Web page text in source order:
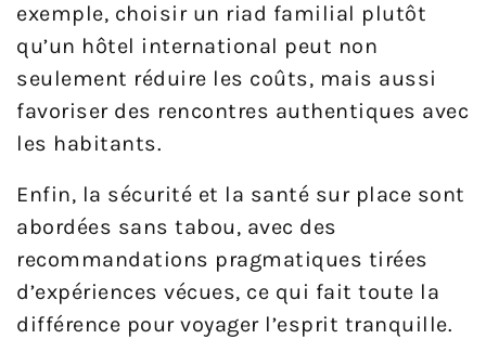
exemple, choisir un riad familial plutôt
qu’un hôtel international peut non
seulement réduire les coûts, mais aussi
favoriser des rencontres authentiques avec
les habitants.
Enfin, la sécurité et la santé sur place sont
abordées sans tabou, avec des
recommandations pragmatiques tirées
d’expériences vécues, ce qui fait toute la
différence pour voyager l’esprit tranquille.